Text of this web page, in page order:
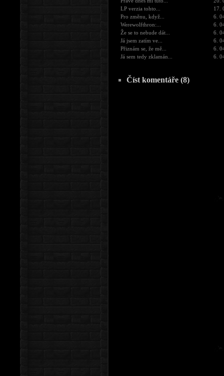
LP verzia tohto...
17.
Pro změnu, když...
6.
Werewolfthron:...
6.
Že se to nebude dát...
6.
Já jsem zatím ve...
6.
Přiznám se, že mě...
6.
Já sem tedy zklamán...
6.
Číst komentáře (8)